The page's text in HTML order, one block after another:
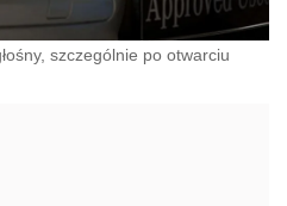
szczególnie po otwarciu